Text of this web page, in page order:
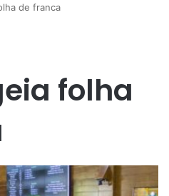
de franca
folha